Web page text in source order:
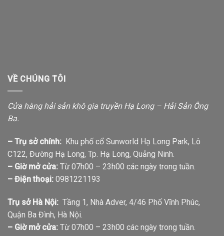
VỀ CHÚNG TÔI
Cửa hàng hải sản khô gia truyền Hạ Long – Hải Sản Ông
Ba.
– Trụ sở chính: Khu phố cổ Sunworld Hạ Long Park, Lô
C122, Đường Hạ Long, Tp. Hạ Long, Quảng Ninh.
– Giờ mở cửa: Từ 07h00 – 23h00 các ngày trong tuần.
– Điện thoại: 0981221193
Trụ sở Hà Nội: Tầng 1, Nhà Adver, 4/46 Phố Vĩnh Phúc,
Quận Ba Đình, Hà Nội.
– Giờ mở cửa: Từ 07h00 – 23h00 các ngày trong tuần.